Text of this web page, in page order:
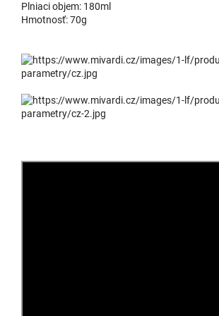
Plniaci objem: 180ml
Hmotnosť: 70g